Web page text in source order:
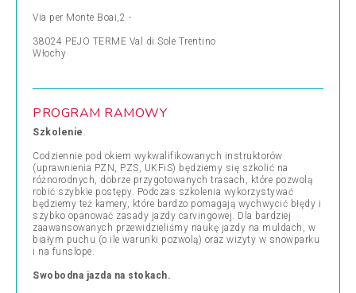
Via per Monte Boai,2 -
38024 PEJO TERME Val di Sole Trentino
Włochy
PROGRAM RAMOWY
Szkolenie .
Codziennie pod okiem wykwalifikowanych instruktorów
(uprawnienia PZN, PZS, UKFiS) będziemy się szkolić na
różnorodnych, dobrze przygotowanych trasach, które pozwolą
robić szybkie postępy. Podczas szkolenia wykorzystywać
będziemy też kamery, które bardzo pomagają wychwycić błędy i
szybko opanować zasady jazdy carvingowej. Dla bardziej
zaawansowanych przewidzieliśmy naukę jazdy na muldach, w
białym puchu (o ile warunki pozwolą) oraz wizyty w snowparku
i na funslope.
Swobodna jazda na stokach.